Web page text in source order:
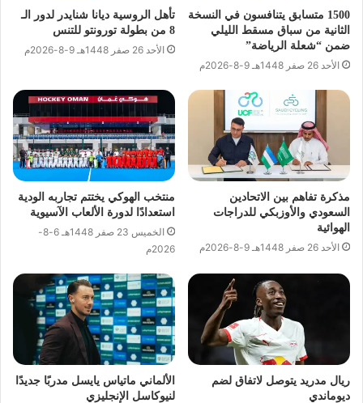
1500 متسابق يتنافسون في النسخة
الثانية من سباق مسقط الليلي
ضمن “شعلة الرياضة”
الأحد 26 صفر 1448هـ 9-8-2026م
تأهل الروسية ديانا شنايدر لدور الـ
8 من بطولة تورونتو للتنس
الأحد 26 صفر 1448هـ 9-8-2026م
مذكرة تفاهم بين الاتحادين
السعودي والأوزبكي للدراجات
الهوائية
الأحد 26 صفر 1448هـ 9-8-2026م
منتخب الهوكي يختتم تجاربه الودية
استعدادًا لدورة الألعاب الآسيوية
الخميس 23 صفر 1448هـ 6-8-
2026م
ريال مدريد يتوصل لاتفاق لضم
ديوماندي
الألماني ماتياس يايسل مدربًا جديدًا
لنيوكاسل الإنجليزي